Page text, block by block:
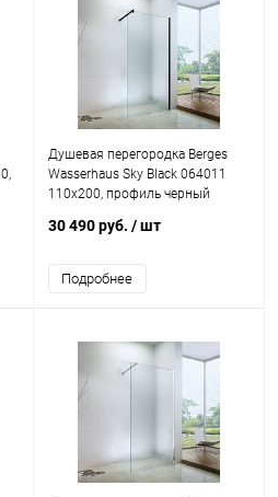
Душевая перегородка Berges
Wasserhaus Sky Black 064011
110x200, профиль черный
30 490 руб. / шт
Подробнее